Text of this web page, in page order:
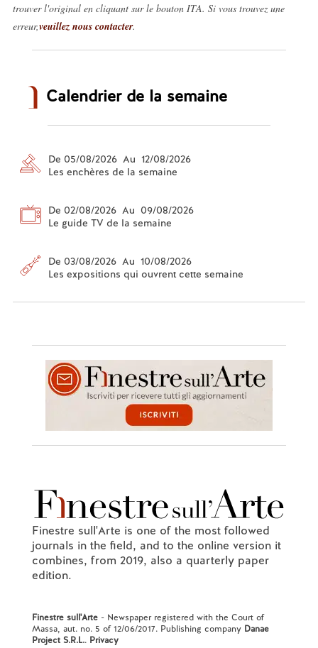
trouver l'original en cliquant sur le bouton ITA. Si vous trouvez une
erreur,veuillez nous contacter.
Calendrier de la semaine
De 05/08/2026 Au 12/08/2026
Les enchères de la semaine
De 02/08/2026 Au 09/08/2026
Le guide TV de la semaine
De 03/08/2026 Au 10/08/2026
Les expositions qui ouvrent cette semaine
Finestre sull'Arte is one of the most followed
journals in the field, and to the online version it
combines, from 2019, also a quarterly paper
edition.
Finestre sull'Arte- Newspaper registered with the Court of
Massa, aut. no. 5 of 12/06/2017. Publishing company Danae
Project S.R.L.. Privacy